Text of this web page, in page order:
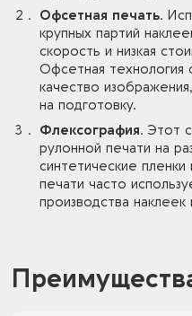
Офсетная печать.
крупных партий
скорость и низкая
Офсетная технология
качество
на подготовку.
Флексография. Этот
рулонной печати на
синтетические
печати часто
производства